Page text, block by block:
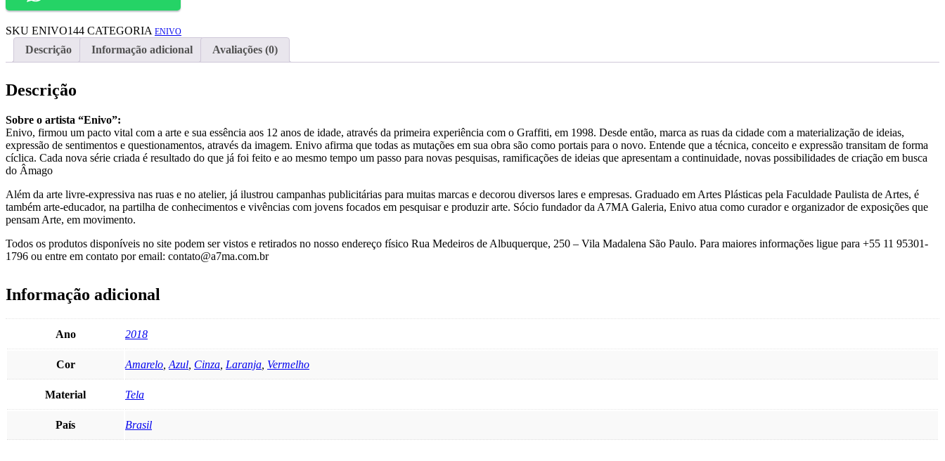
SKU ENIVO144 CATEGORIA ENIVO
Descrição Informação adicional Avaliações (0)
Descrição
Sobre o artista “Enivo”:
Enivo, firmou um pacto vital com a arte e sua essência aos 12 anos de idade, através da primeira experiência com o Graffiti, em 1998. Desde então, marca as ruas da cidade com a materialização de ideias,
expressão de sentimentos e questionamentos, através da imagem. Enivo afirma que todas as mutações em sua obra são como portais para o novo. Entende que a técnica, conceito e expressão transitam de forma
cíclica. Cada nova série criada é resultado do que já foi feito e ao mesmo tempo um passo para novas pesquisas, ramificações de ideias que apresentam a continuidade, novas possibilidades de criação em busca
do Âmago
Além da arte livre-expressiva nas ruas e no atelier, já ilustrou campanhas publicitárias para muitas marcas e decorou diversos lares e empresas. Graduado em Artes Plásticas pela Faculdade Paulista de Artes, é
também arte-educador, na partilha de conhecimentos e vivências com jovens focados em pesquisar e produzir arte. Sócio fundador da A7MA Galeria, Enivo atua como curador e organizador de exposições que
pensam Arte, em movimento.
Todos os produtos disponíveis no site podem ser vistos e retirados no nosso endereço físico Rua Medeiros de Albuquerque, 250 – Vila Madalena São Paulo. Para maiores informações ligue para +55 11 95301-
1796 ou entre em contato por email: contato@a7ma.com.br
Informação adicional
Ano 2018
Cor Amarelo Azul Cinza Laranja Vermelho
Material Tela
País Brasil